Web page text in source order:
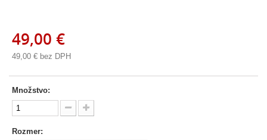
49,00 €
49,00 € bez DPH
Množstvo:
Rozmer: